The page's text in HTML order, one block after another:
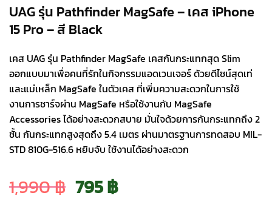
UAG รุ่น Pathfinder MagSafe – เคส iPhone
15 Pro – สี Black
เคส UAG รุ่น Pathfinder MagSafe เคสกันกระแทกสุด Slim
ออกแบบมาเพื่อคนที่รักในกิจกรรมแอดเวนเจอร์ ด้วยดีไซน์สุดเท่
และแม่เหล็ก MagSafe ในตัวเคส ที่เพิ่มความสะดวกในการใช้
งานการชาร์จผ่าน MagSafe หรือใช้งานกับ MagSafe
Accessories ได้อย่างสะดวกสบาย มั่นใจด้วยการกันกระแทกถึง 2
ชั้น กันกระแทกสูงสุดถึง 5.4 เมตร ผ่านมาตรฐานการทดสอบ MIL-
STD 810G-516.6 หยิบจับ ใช้งานได้อย่างสะดวก
1,990฿ Original
795฿Current